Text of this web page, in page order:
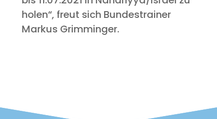
holen“, freut sich Bun­des­trai­ner
Mar­kus Grimminger.